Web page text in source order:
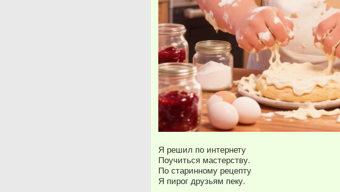
Я решил по интернету
Поучиться мастерству.
По старинному рецепту
Я пирог друзьям пеку.